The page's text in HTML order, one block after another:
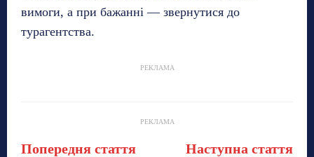
вимоги, а при бажанні — звернутися до
турагентства.
РЕКЛАМА
РЕКЛАМА
Попередня стаття Наступна стаття